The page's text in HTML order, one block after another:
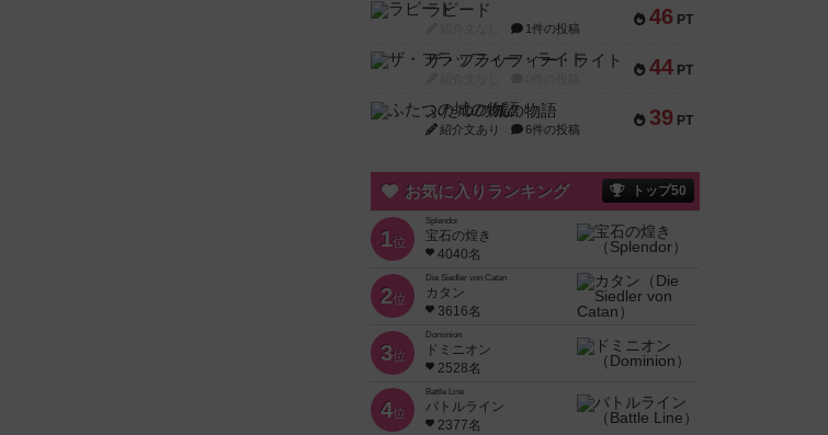
46 PT
ラピード
1件の投稿
44 PT
ザ・フラッフィー・ライト
39 PT
ふたつの城の物語
紹介文あり 6件の投稿
お気に入りランキング トップ50
1位
Splendor
宝石の煌き
4040名
2位
Die Siedler von Catan
カタン
3616名
3位
Dominion
ドミニオン
2528名
4位
Battle Line
バトルライン
2377名